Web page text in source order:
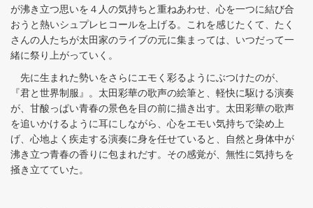
が沸き立つ思いを４人の気持ちと重ねあわせ、心を一つに結び合
おうと熱いシュプレヒコールを上げる。これを感じたくて、たく
さんの人たちが太田家のライブの元に集まっては、いつだって一
緒に祭り上がっていく。
先に生まれた勢いをさらにエモく彩るようにぶつけたのが、
『君と世界制服』。太田彩華の歌声の絵筆と、軽快に駆ける演奏
が、甘酸っぱい青春の景色を目の前に描き出す。太田彩華の歌声
を追いかけるように耳にしながら、心をエモい気持ちで染め上
げ、心地よく疾走する演奏に身を任せていると、自然と身体中が
沸き立つ青春の香りに包まれだす。その感覚が、無性に気持ちを
掻き立てていた。